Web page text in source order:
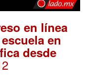
en línea
en
desde